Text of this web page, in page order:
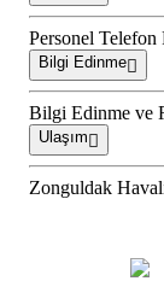
Personel Telefon
Bilgi Edinme
Bilgi Edinme ve
Ulaşım
Zonguldak